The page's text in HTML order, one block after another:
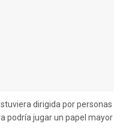
dirigida por personas
podría jugar un papel mayor